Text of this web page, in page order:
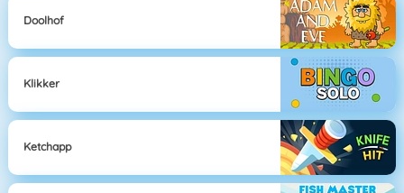
Doolhof
Klikker
Ketchapp